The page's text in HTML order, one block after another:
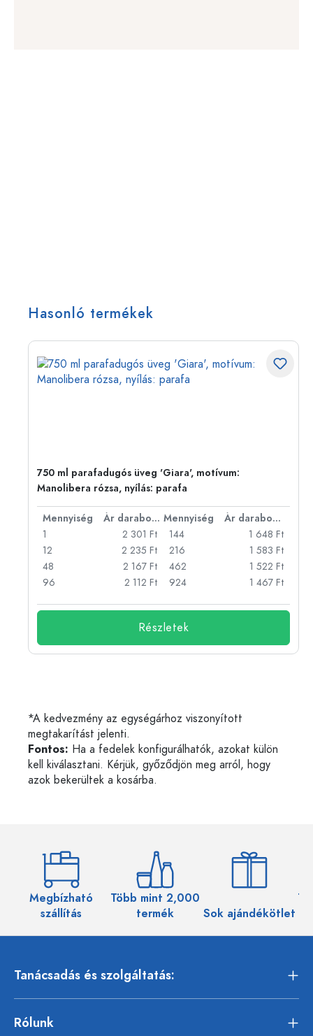
Hasonló termékek
750 ml parafadugós üveg 'Giara', motívum:
Manolibera rózsa, nyílás: parafa
Mennyiség Ár darabonként Mennyiség
Ár darabonként
1
2 301 Ft
12
2 235 Ft
48
2 167 Ft
96
2 112 Ft
144
1 648 Ft
216
1 583 Ft
462
1 522 Ft
924
1 467 Ft
Részletek
*A kedvezmény az egységárhoz viszonyított
megtakarítást jelenti.
Fontos: Ha a fedelek konfigurálhatók, azokat külön
kell kiválasztani. Kérjük, győződjön meg arról, hogy
azok bekerültek a kosárba.
Megbízható
szállítás
Több mint 2,000
termék
Sok ajándékötlet
Tanácsadás és szolgáltatás:
Rólunk